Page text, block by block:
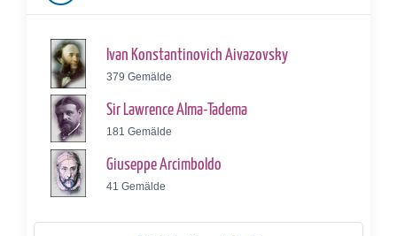
Ivan Konstantinovich Aivazovsky
379 Gemälde
Sir Lawrence Alma-Tadema
181 Gemälde
Giuseppe Arcimboldo
41 Gemälde